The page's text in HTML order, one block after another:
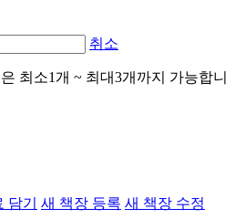
취소
최소1개 ~ 최대3개까지 가능합니
담기 새 책장 등록 새 책장 수정